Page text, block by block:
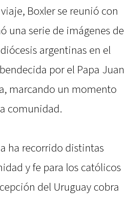
Boxler se reunió con
una serie de imágenes de
argentinas en el
por el Papa Juan
marcando un momento
comunidad.
ha recorrido distintas
y fe para los católicos
del Uruguay cobra